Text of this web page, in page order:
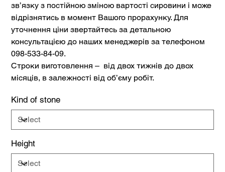
зв’язку з постійною зміною вартості сировини і може
відрізнятись в момент Вашого прорахунку. Для
уточнення ціни звертайтесь за детальною
консультацією до наших менеджерів за телефоном
098-533-84-09.
Строки виготовлення – від двох тижнів до двох
місяців, в залежності від об’єму робіт.
Kind of stone
Height